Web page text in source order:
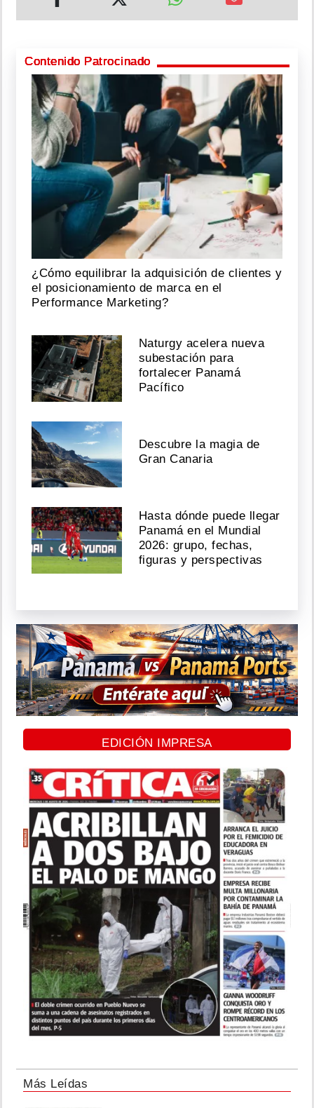
Contenido Patrocinado
¿Cómo equilibrar la adquisición de clientes y
el posicionamiento de marca en el
Performance Marketing?
Naturgy acelera nueva
subestación para
fortalecer Panamá
Pacífico
Descubre la magia de
Gran Canaria
Hasta dónde puede llegar
Panamá en el Mundial
2026: grupo, fechas,
figuras y perspectivas
EDICIÓN IMPRESA
Más Leídas